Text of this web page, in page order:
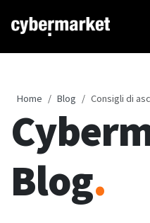
Home Blog Consigli di
Blog.